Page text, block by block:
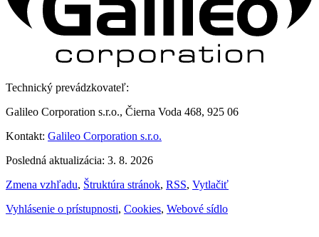
Technický prevádzkovateľ:
Galileo Corporation s.r.o., Čierna Voda 468, 925 06
Kontakt: Galileo Corporation s.r.o.
Posledná aktualizácia: 3. 8. 2026
Zmena vzhľadu, Štruktúra stránok, RSS, Vytlačiť
Vyhlásenie o prístupnosti, Cookies, Webové sídlo